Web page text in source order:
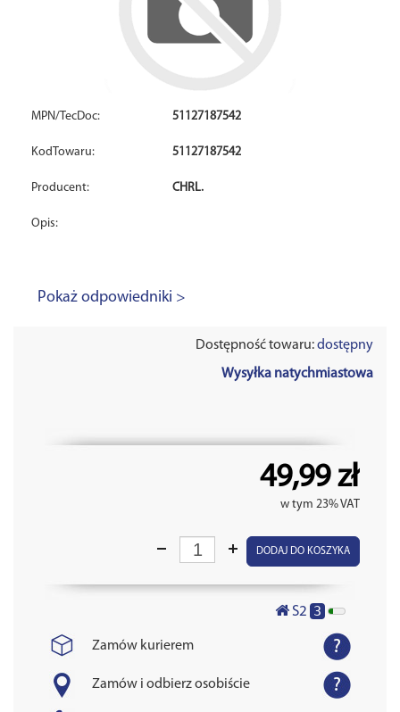
MPN/TecDoc: 51127187542
KodTowaru: 51127187542
Producent: CHRL.
Opis:
Pokaż odpowiedniki >
Dostępność towaru:dostępny
Wysyłka natychmiastowa
49,99 zł
w tym 23% VAT
DODAJ DO KOSZYKA
S2 3
Zamów kurierem
Zamów i odbierz osobiście